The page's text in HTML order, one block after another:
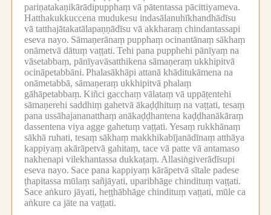
pariṇatakaṇikārādipupphaṃ vā pātentassa pācittiyameva.
Hatthakukkuccena mudukesu indasālanuhīkhandhādīsu
vā tatthajātakatālapaṇṇādīsu vā akkharaṃ chindantassapi
eseva nayo. Sāmaṇerānaṃ pupphaṃ ocinantānaṃ sākhaṃ
onāmetvā dātuṃ vaṭṭati. Tehi pana pupphehi pānīyaṃ na
vāsetabbaṃ, pānīyavāsatthikena sāmaṇeraṃ ukkhipitvā
ocināpetabbāni. Phalasākhāpi attanā khāditukāmena na
onāmetabbā, sāmaṇeraṃ ukkhipitvā phalaṃ
gāhāpetabbaṃ. Kiñci gacchaṃ vālataṃ vā uppāṭentehi
sāmaṇerehi saddhiṃ gahetvā ākaḍḍhituṃ na vaṭṭati, tesaṃ
pana ussāhajananatthaṃ anākaḍḍhantena kaḍḍhanākāraṃ
dassentena viya agge gahetuṃ vaṭṭati. Yesaṃ rukkhānaṃ
sākhā ruhati, tesaṃ sākhaṃ makkhikabījanādīnaṃ atthāya
kappiyaṃ akārāpetvā gahitaṃ, tace vā patte vā antamaso
nakhenapi vilekhantassa dukkaṭaṃ. Allasiṅgiverādīsupi
eseva nayo. Sace pana kappiyaṃ kārāpetvā sītale padese
ṭhapitassa mūlaṃ sañjāyati, uparibhāge chindituṃ vaṭṭati.
Sace aṅkuro jāyati, heṭṭhābhāge chindituṃ vaṭṭati, mūle ca
aṅkure ca jāte na vaṭṭati.